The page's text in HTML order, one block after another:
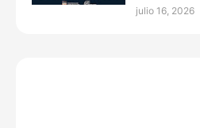
julio 16, 2026